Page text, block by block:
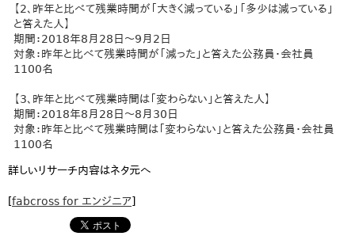
【2、昨年と比べて残業時間が「大きく減っている」「多少は減っている」
と答えた人】
期間：2018年8月28日～9月2日
対象：昨年と比べて残業時間が「減った」と答えた公務員・会社員
1100名
【3、昨年と比べて残業時間は「変わらない」と答えた人】
期間：2018年8月28日～8月30日
対象：昨年と比べて残業時間は「変わらない」と答えた公務員・会社員
1100名
詳しいリサーチ内容はネタ元へ
[fabcross for エンジニア]